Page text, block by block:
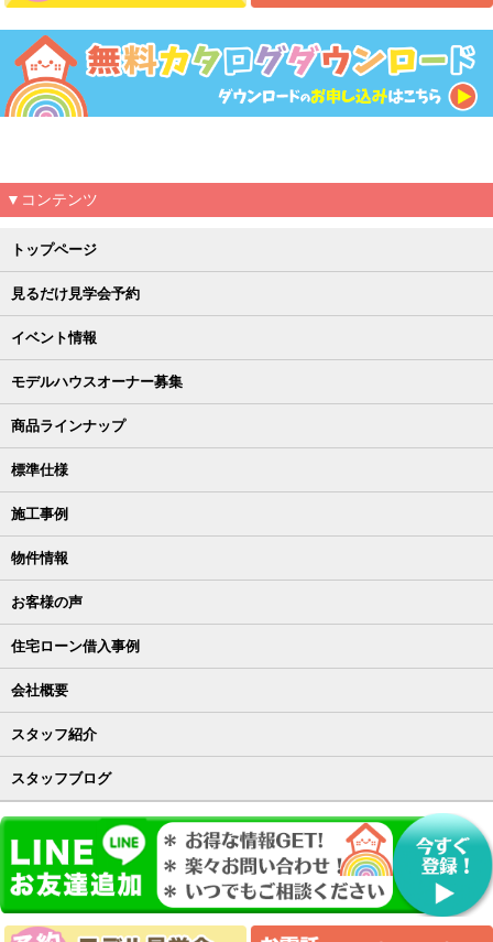
▼コンテンツ
トップページ
見るだけ見学会予約
イベント情報
モデルハウスオーナー募集
商品ラインナップ
標準仕様
施工事例
物件情報
お客様の声
住宅ローン借入事例
会社概要
スタッフ紹介
スタッフブログ